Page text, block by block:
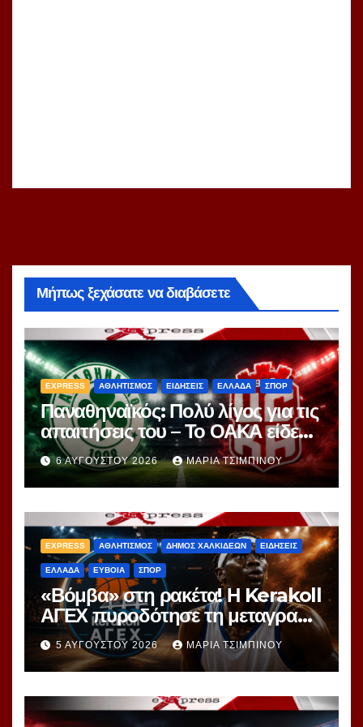
Μήπως ξεχάσατε να διαβάσετε
EXPRESS ΑΘΛΗΤΙΣΜΟΣ ΕΙΔΗΣΕΙΣ ΕΛΛΑΔΑ ΣΠΟΡ
Παναθηναϊκός: Πολύ λίγος για τις
απαιτήσεις του – Το ΟΑΚΑ είδε
περισσότερα ερωτήματα παρά
απαντήσεις
6 ΑΥΓΟΎΣΤΟΥ 2026 ΜΑΡΊΑ ΤΣΙΜΠΙΝΟΎ
EXPRESS ΑΘΛΗΤΙΣΜΟΣ ΔΗΜΟΣ ΧΑΛΚΙΔΕΩΝ ΕΙΔΗΣΕΙΣ
ΕΛΛΑΔΑ ΕΥΒΟΙΑ ΣΠΟΡ
«Βόμβα» στη ρακέτα! Η Kerakoll
ΑΓΕΧ πυροδότησε τη μεταγραφή
του Γιορ Ανέι
5 ΑΥΓΟΎΣΤΟΥ 2026 ΜΑΡΊΑ ΤΣΙΜΠΙΝΟΎ